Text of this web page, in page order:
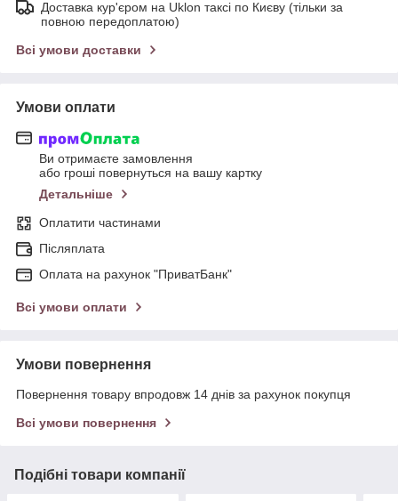
Доставка кур'єром на Uklon таксі по Києву (тільки за
повною передоплатою)
Всі умови доставки
Умови оплати
Ви отримаєте замовлення
або гроші повернуться на вашу картку
Детальніше
Оплатити частинами
Післяплата
Оплата на рахунок "ПриватБанк"
Всі умови оплати
Умови повернення
Повернення товару впродовж 14 днів за рахунок покупця
Всі умови повернення
Подібні товари компанії